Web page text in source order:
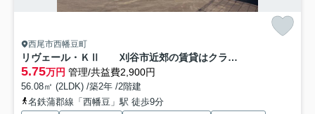
西尾市西幡豆町
リヴェール・ＫⅡ 刈谷市近郊の賃貸はクラスホーム刈谷店
5.75万円 管理/共益費2,900円
56.08㎡ (2LDK) /築2年 /2階建
名鉄蒲郡線「西幡豆」駅 徒歩9分